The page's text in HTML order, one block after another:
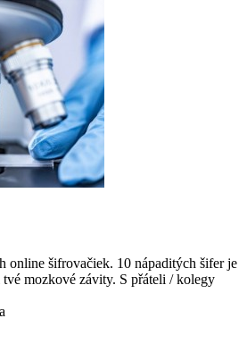
online šifrovačiek. 10 nápaditých šifer je
mozkové závity. S přáteli / kolegy